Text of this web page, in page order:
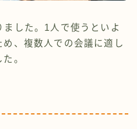
した。1人で使うといよ
め、複数人での会議に適し
。